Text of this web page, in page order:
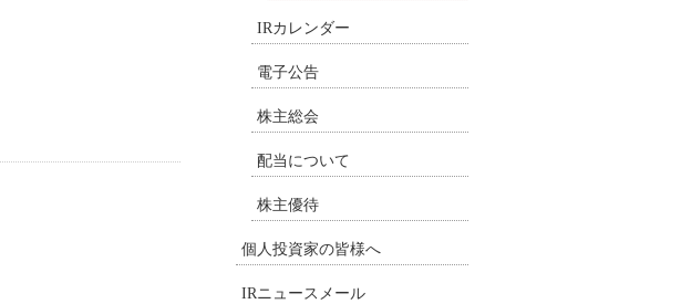
IRカレンダー
電子公告
株主総会
配当について
株主優待
個人投資家の皆様へ
IRニュースメール